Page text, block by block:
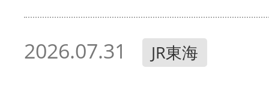
2026.07.31 JR東海